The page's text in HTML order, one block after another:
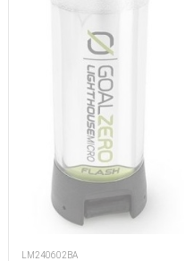
LM240602BA